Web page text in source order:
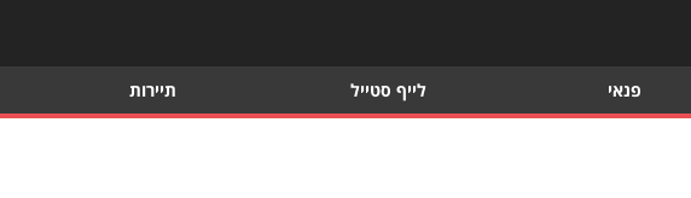
פנאי לייף סטייל תיירות